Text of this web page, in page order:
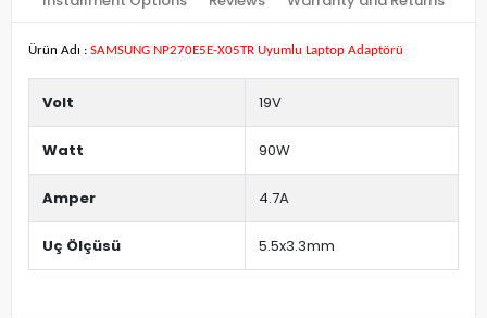
Ürün Adı : SAMSUNG NP270E5E-X05TR Uyumlu Laptop Adaptörü
Volt 19V
Watt 90W
Amper 4.7A
Uç Ölçüsü 5.5x3.3mm